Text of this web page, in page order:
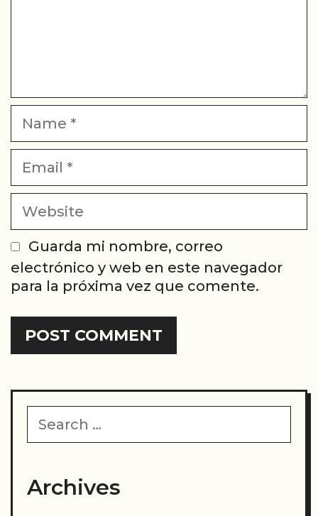
Guarda mi nombre, correo
electrónico y web en este navegador
para la próxima vez que comente.
for:
Archives